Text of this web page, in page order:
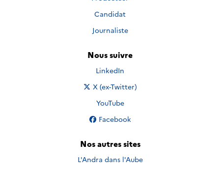
Candidat
Journaliste
Nous suivre
Nous suivre sur
LinkedIn
Nous suivre sur
X (ex-Twitter)
Nous suivre sur
YouTube
Nous suivre sur
Facebook
Nos autres sites
L'Andra dans l'Aube